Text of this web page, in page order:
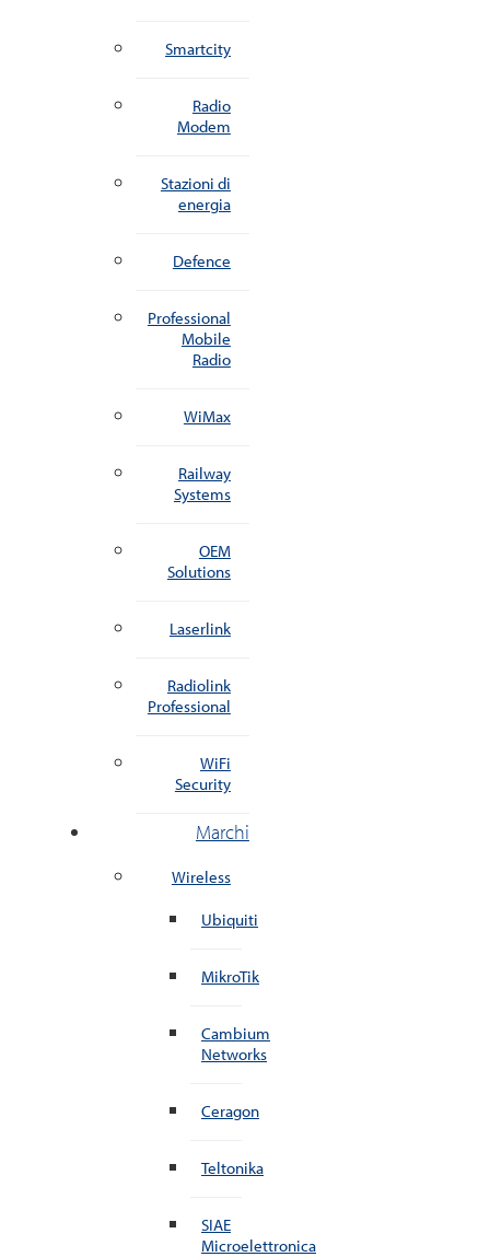
Smartcity
Radio
Modem
Stazioni di
energia
Defence
Professional
Mobile
Radio
WiMax
Railway
Systems
OEM
Solutions
Laserlink
Radiolink
Professional
WiFi
Security
Marchi
Wireless
Ubiquiti
MikroTik
Cambium
Networks
Ceragon
Teltonika
SIAE
Microelettronica